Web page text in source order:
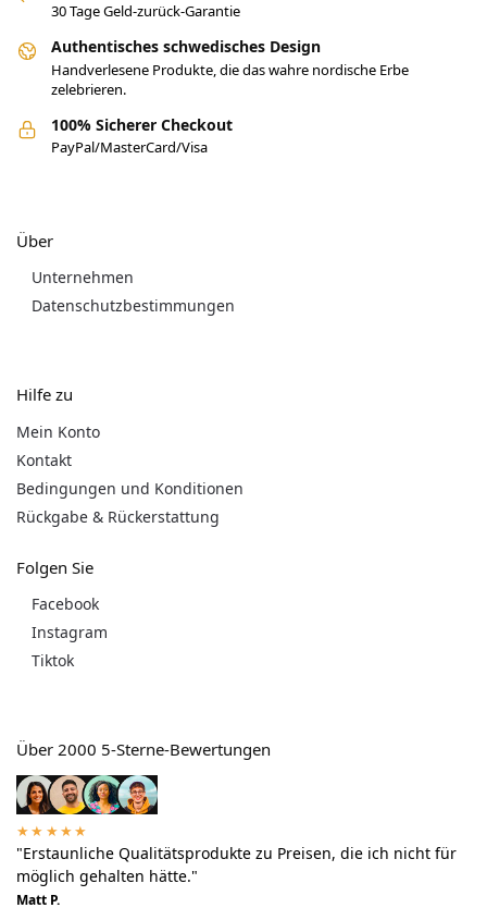
30 Tage Geld-zurück-Garantie
Authentisches schwedisches Design
Handverlesene Produkte, die das wahre nordische Erbe
zelebrieren.
100% Sicherer Checkout
PayPal/MasterCard/Visa
Über
Unternehmen
Datenschutzbestimmungen
Hilfe zu
Mein Konto
Kontakt
Bedingungen und Konditionen
Rückgabe & Rückerstattung
Folgen Sie
Facebook
Instagram
Tiktok
Über 2000 5-Sterne-Bewertungen
★★★★★
"Erstaunliche Qualitätsprodukte zu Preisen, die ich nicht für
möglich gehalten hätte."
Matt P.